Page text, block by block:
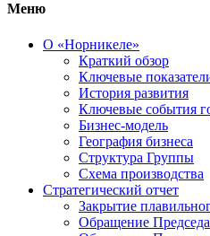
Меню
О «Норникеле»
Краткий обзор
Ключевые
История развития
Ключевые события
Бизнес-модель
География бизнеса
Структура Группы
Схема производства
Стратегический отчет
Закрытие
Обращение